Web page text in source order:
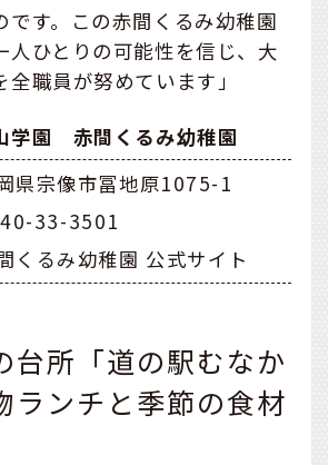
です。この赤間くるみ幼稚園
人ひとりの可能性を信じ、大
職員が努めています」
園 赤間くるみ幼稚園
県宗像市冨地原1075-1
33-3501
くるみ幼稚園 公式サイト
台所「道の駅むなか
ランチと季節の食材